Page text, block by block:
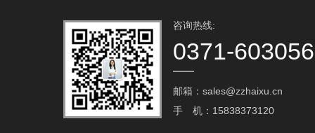
咨询热线:
0371-
邮箱：sales@zzhaixu.cn
手 机：15838373120